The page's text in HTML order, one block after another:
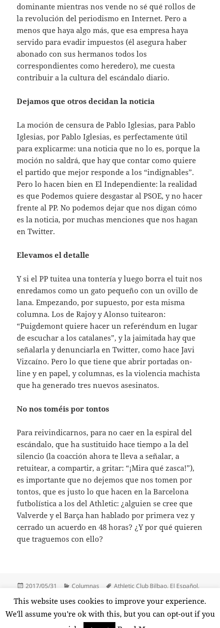
dominante mientras nos vende no sé qué rollos de
la revolución del periodismo en Internet. Pero a
menos que haya algo más, que esa empresa haya
servido para evadir impuestos (él asegura haber
abonado con sus hermanos todos los
correspondientes como heredero), me cuesta
contribuir a la cultura del escándalo diario.
Dejamos que otros decidan la noticia
La moción de censura de Pablo Iglesias, para Pablo
Iglesias, por Pablo Iglesias, es perfectamente útil
para explicarme: una noticia que no lo es, porque la
moción no saldrá, que hay que contar como quiere
el partido que mejor responde a los “indignables”.
Pero lo hacen bien en El Independiente: la realidad
es que Podemos quiere desgastar al PSOE, y no hacer
frente al PP. No podemos dejar que nos digan cómo
es la noticia, por muchas menciones que nos hagan
en Twitter.
Elevamos el detalle
Y si el PP tuitea una tontería y luego borra el tuit nos
enredamos como un gato pequeño con un ovillo de
lana. Empezando, por supuesto, por esta misma
columna. Los de Rajoy y Alonso tuitearon:
“Puigdemont quiere hacer un referéndum en lugar
de escuchar a los catalanes”, y la jaimitada hay que
señalarla y denunciarla en Twitter, como hace Javi
Vizcaíno. Pero lo que tiene que abrir portadas on-
line y en papel, y columnas, es la violencia machista
que ha generado tres nuevos asesinatos.
No nos toméis por tontos
Para reivindicarnos, para no caer en la espiral del
escándalo, que ha sustituido hace tiempo a la del
silencio (la coacción ahora te lleva a señalar, a
retuitear, a compartir, a gritar: “¡Mira qué zasca!”),
es importante que no dejemos que nos tomen por
tontos, que es justo lo que hacen en la Barcelona
futbolística a los del Athletic: ¿alguien se cree que
Valverde y el Barça han hablado por primera vez y
cerrado un acuerdo en 48 horas? ¿Y por qué quieren
que traguemos con ello?
Publicado
2017/05/31 Categorías
Columnas Etiquetas
Athletic Club Bilbao, El Español,
Urrutia,Manuel Moix,Pablo Iglesias,Pedro J. Ramírez,Twitter
This website uses cookies to improve your experience.
We'll assume you're ok with this, but you can opt-out if you